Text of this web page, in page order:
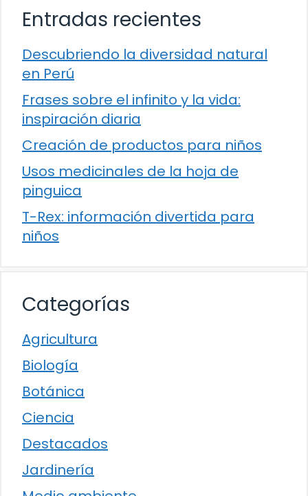
Entradas recientes
Descubriendo la diversidad natural
en Perú
Frases sobre el infinito y la vida:
inspiración diaria
Creación de productos para niños
Usos medicinales de la hoja de
pinguica
T-Rex: información divertida para
niños
Categorías
Agricultura
Biología
Botánica
Ciencia
Destacados
Jardinería